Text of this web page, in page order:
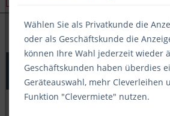
Papieretiketten (A4-Träger)
PRINTATION Papier-Etiketten
Eti.
Wählen Sie als Privatkunde die
oder als Geschäftskunde die
können Ihre Wahl jederzeit wieder
Geschäftskunden haben überdies
Geräteauswahl, mehr Cleverleihen
Funktion "Clevermiete" nutzen.